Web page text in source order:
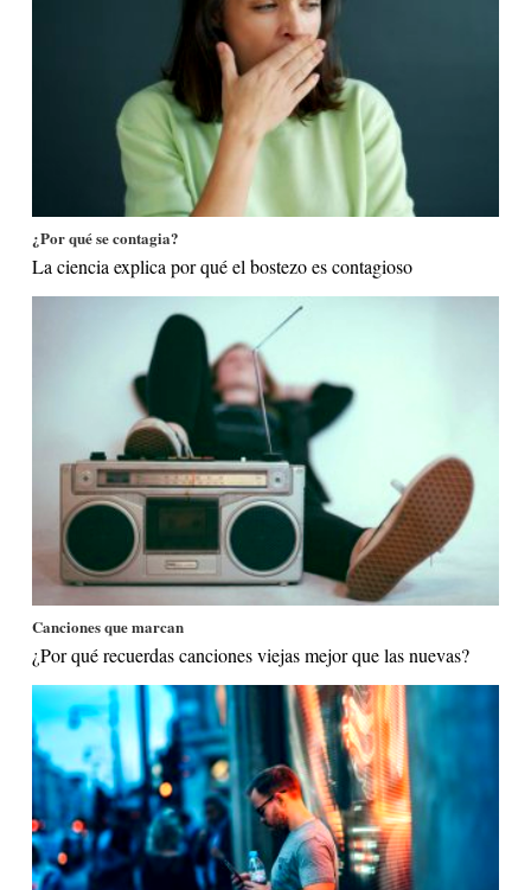
¿Por qué se contagia?
La ciencia explica por qué el bostezo es contagioso
Canciones que marcan
¿Por qué recuerdas canciones viejas mejor que las nuevas?